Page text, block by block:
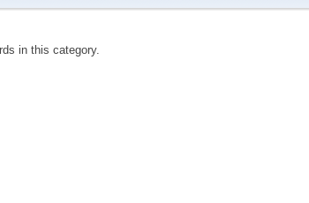
in this category.